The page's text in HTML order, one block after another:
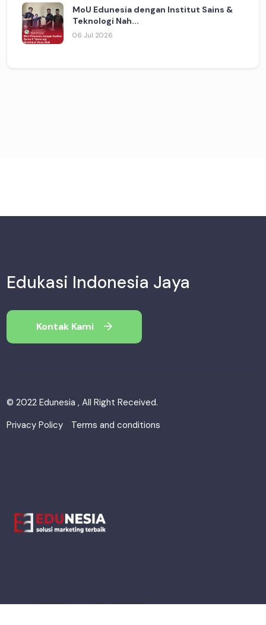
MoU Edunesia dengan Institut Sains &
Teknologi Nah...
06 Jul 2026
Edukasi Indonesia Jaya
Kontak Kami
© 2022 Edunesia , All Right Received.
Privacy Policy
Terms and conditions